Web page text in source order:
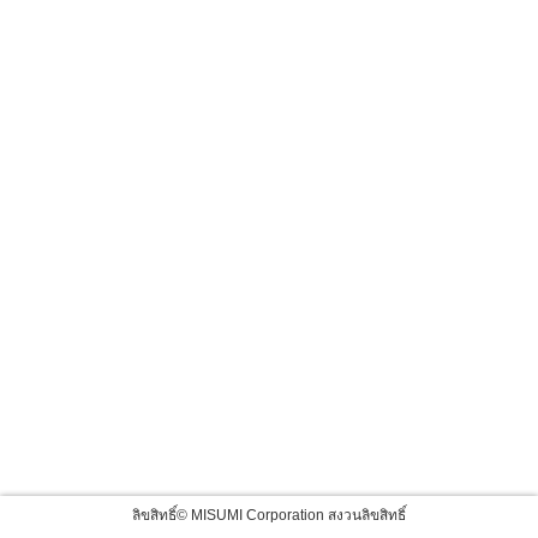
ลิขสิทธิ์© MISUMI Corporation สงวนลิขสิทธิ์